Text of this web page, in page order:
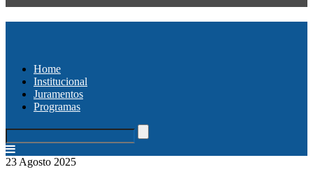
Home
Institucional
Juramentos
Programas
23 Agosto 2025